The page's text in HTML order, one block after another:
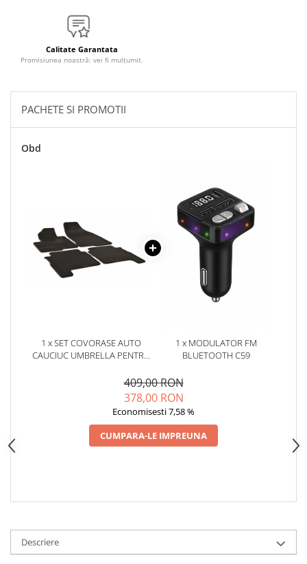
Accesorii LED
Piese Caroserie
Oglinzi
Marcaje si Echipamente de
Siguranta
Accesorii Cabina Camion
Uleiuri si Lichide Auto
Aditivi DPF, Sistem Racire si
Servodirectie
Antigel
Curatare si Detailing Interior
Vopsitorie, Chituri si Adezivi
Calitate Garantata
Promisiunea noastră: vei fi mulțumit.
PACHETE SI PROMOTII
Obd
1 x SET COVORASE AUTO
CAUCIUC UMBRELLA PENTRU
1 x MODULATOR FM
BLUETOOTH C59
409,00 RON
378,00 RON
Economisesti 7,58 %
CUMPARA-LE IMPREUNA
Descriere